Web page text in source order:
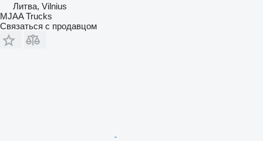
Литва, Vilnius
MJAA Trucks
Связаться с продавцом